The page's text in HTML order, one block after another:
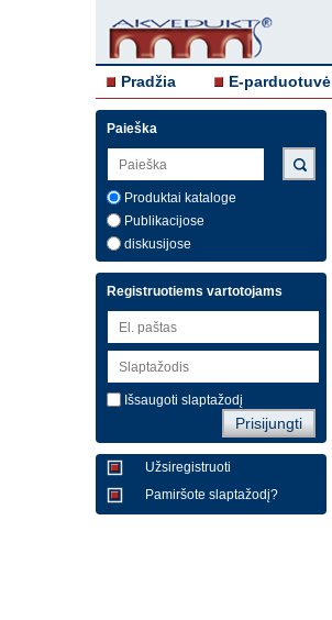
Pradžia E-parduotuvė
Paieška
Produktai kataloge
Publikacijose
diskusijose
Registruotiems vartotojams
Išsaugoti slaptažodį
Užsiregistruoti
Pamiršote slaptažodį?